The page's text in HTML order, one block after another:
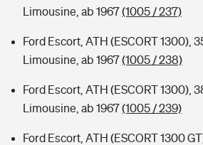
Limousine, ab 1967(1005 / 237)
Ford Escort, ATH (ESCORT 1300),
Limousine, ab 1967(1005 / 238)
Ford Escort, ATH (ESCORT 1300),
Limousine, ab 1967(1005 / 239)
Ford Escort, ATH (ESCORT 1300